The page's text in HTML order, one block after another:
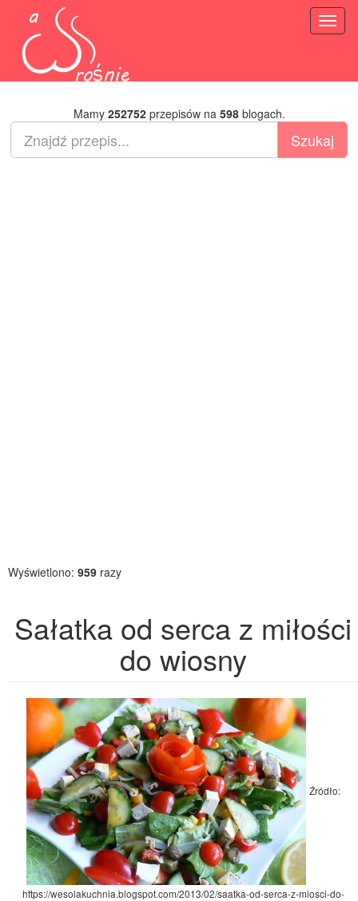
Mamy 252752przepisów na 598blogach.
Wyświetlono: 959 razy
Sałatka od serca z miłości
do wiosny
Źródło:
https://wesolakuchnia.blogspot.com/2013/02/saatka-od-serca-z-miosci-do-